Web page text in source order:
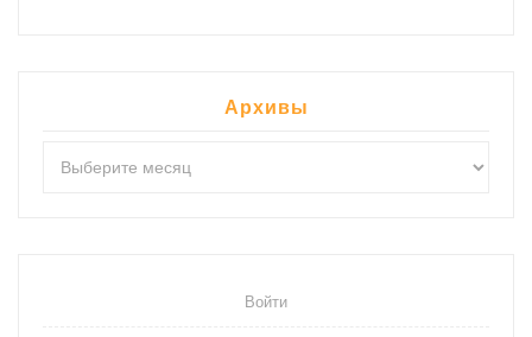
Архивы
Войти